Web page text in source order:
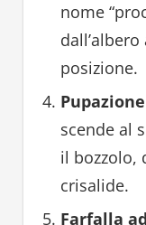
nome
posizione.
Pupazione
scende al
il bozzolo,
crisalide.
Farfalla